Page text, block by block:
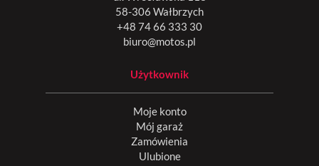
58-306 Wałbrzych
+48 74 66 333 30
biuro@motos.pl
Użytkownik
Moje konto
Mój garaż
Zamówienia
Ulubione